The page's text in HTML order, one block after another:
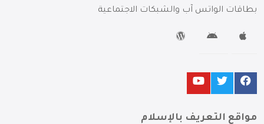
بطاقات الواتس آب والشبكات الاجتماعية
مواقع التعريف بالإسلام